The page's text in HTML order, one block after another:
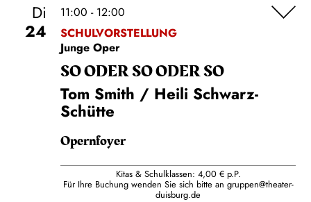
Di
24
11:00 - 12:00
SCHULVORSTELLUNG
Junge Oper
SO ODER SO ODER SO
Tom Smith / Heili Schwarz-
Schütte
Opernfoyer
Kitas & Schulklassen: 4,00 € p.P.
Für Ihre Buchung wenden Sie sich bitte an gruppen@theater-
duisburg.de